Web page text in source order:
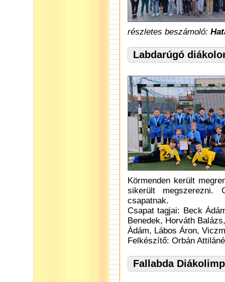
részletes beszámoló:
Labdarúgó
Körmenden került
sikerült
csapatnak.
Csapat tagjai: Beck
Benedek, Horváth
Ádám, Lábos Áron,
Felkészítő: Orbán Attiláné
Fallabda